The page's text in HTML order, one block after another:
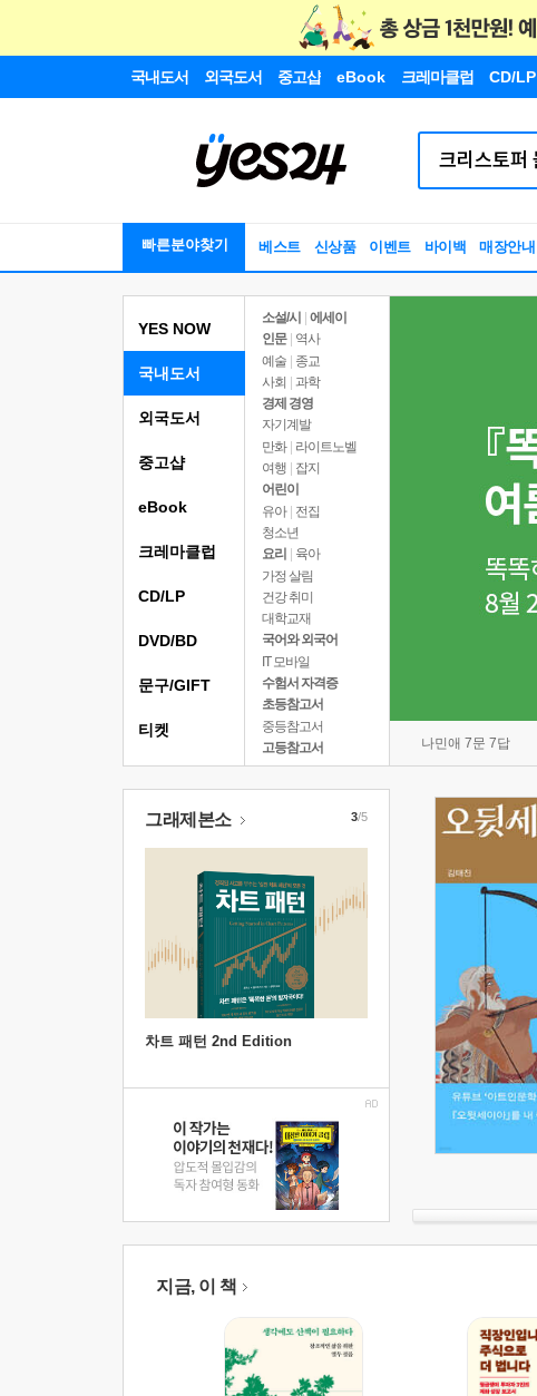
국내도서 외국도서 중고샵 eBook 크레마클럽 CD/LP
빠른분야찾기 베스트 신상품 이벤트 바이백 매장안내
YES NOW
국내도서
소설/시
에세이
인문
역사
예술 | 종교
사회 | 과학
경제 경영
자기계발
만화 | 라이트노벨
여행
잡지
어린이
유아 | 전집
청소년
요리
육아
가정 살림
건강 취미
대학교재
국어와 외국어
IT 모바일
수험서 자격증
초등참고서
중등참고서
고등참고서
나민애 7문 7답
외국도서
중고샵
eBook
크레마클럽
CD/LP
DVD/BD
문구/GIFT
티켓
그래제본소
차트 패턴 2nd Edition
3/5
지금, 이 책